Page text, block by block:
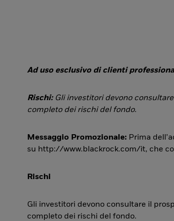
Ad uso esclusivo di clienti
Rischi: Gli investitori devono
completo dei rischi del fondo.
Messaggio Promozionale: Prima
su http://www.blackrock.com/it, che
Rischi
Gli investitori devono consultare il
completo dei rischi del fondo.